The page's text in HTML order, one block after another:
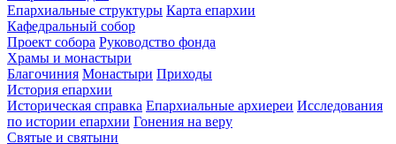
Епархиальные структуры Карта епархии
Кафедральный собор
Проект собора Руководство фонда
Храмы и монастыри
Благочиния Монастыри Приходы
История епархии
Историческая справка Епархиальные архиереи Исследования
по истории епархии Гонения на веру
Святые и святыни